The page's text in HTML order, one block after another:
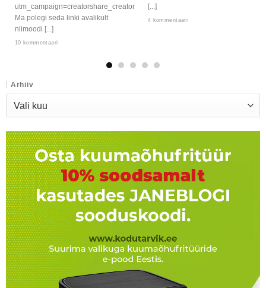
utm_campaign=creatorshare_creator
Ma polegi seda linki avalikult
niimoodi [...]
10 kommentaari
[...]
4 kommentaari
Arhiiv
Arhiiv